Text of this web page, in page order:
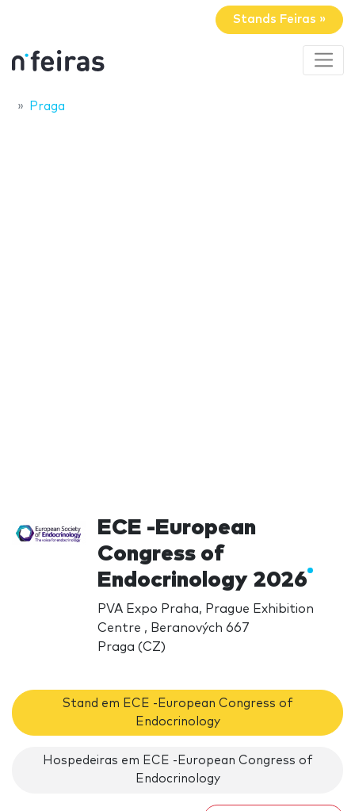
Stands Feiras »
Praga
ECE -European
Congress of
Endocrinology 2026
PVA Expo Praha, Prague Exhibition
Centre , Beranových 667
Praga (CZ)
Stand em ECE -European Congress of
Endocrinology
Hospedeiras em ECE -European Congress of
Endocrinology